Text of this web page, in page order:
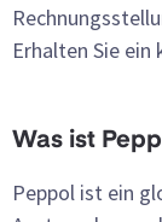
Erhalten Sie
Was ist
Peppol ist ein